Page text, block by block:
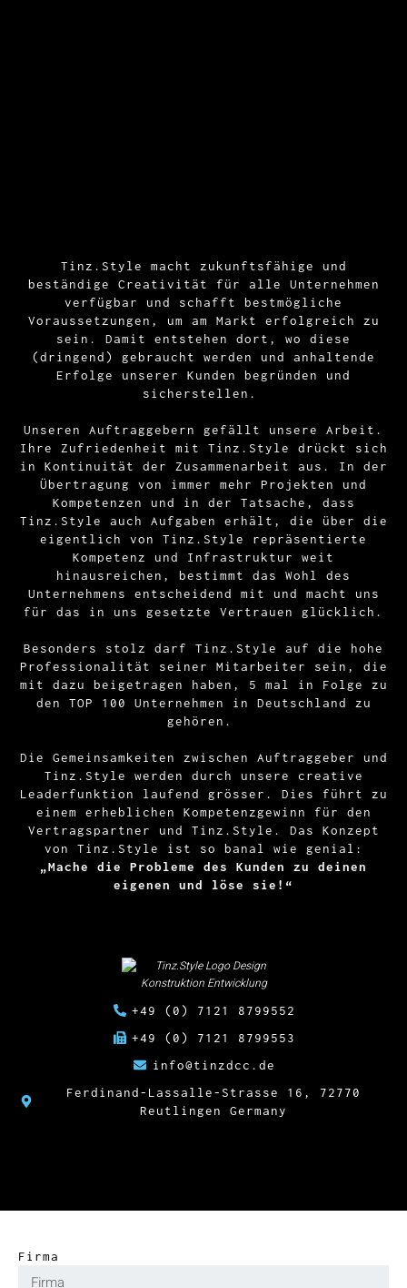
Tinz.Style macht zukunftsfähige und
beständige Creativität für alle Unternehmen
verfügbar und schafft bestmögliche
Voraussetzungen, um am Markt erfolgreich zu
sein. Damit entstehen dort, wo diese
(dringend) gebraucht werden und anhaltende
Erfolge unserer Kunden begründen und
sicherstellen.
Unseren Auftraggebern gefällt unsere Arbeit.
Ihre Zufriedenheit mit Tinz.Style drückt sich
in Kontinuität der Zusammenarbeit aus. In der
Übertragung von immer mehr Projekten und
Kompetenzen und in der Tatsache, dass
Tinz.Style auch Aufgaben erhält, die über die
eigentlich von Tinz.Style repräsentierte
Kompetenz und Infrastruktur weit
hinausreichen, bestimmt das Wohl des
Unternehmens entscheidend mit und macht uns
für das in uns gesetzte Vertrauen glücklich.
Besonders stolz darf Tinz.Style auf die hohe
Professionalität seiner Mitarbeiter sein, die
mit dazu beigetragen haben, 5 mal in Folge zu
den TOP 100 Unternehmen in Deutschland zu
gehören.
Die Gemeinsamkeiten zwischen Auftraggeber und
Tinz.Style werden durch unsere creative
Leaderfunktion laufend grösser. Dies führt zu
einem erheblichen Kompetenzgewinn für den
Vertragspartner und Tinz.Style. Das Konzept
von Tinz.Style ist so banal wie genial:
„Mache die Probleme des Kunden zu deinen
eigenen und löse sie!“
+49 (0) 7121 8799552
+49 (0) 7121 8799553
info@tinzdcc.de
Ferdinand-Lassalle-Strasse 16, 72770
Reutlingen Germany
Firma